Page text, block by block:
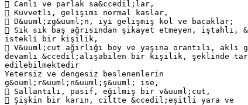
 Canlı ve parlak sa&ccedil;lar,
 Kuvvetli, gelişimi normal kaslar,
 D&uuml;zg&uuml;n, iyi gelişmiş kol ve bacaklar;
 Sık sık baş ağrısından şikayet etmeyen, iştahlı,
istekli bir kişilik,
 V&uuml;cut ağırlığı boy ve yaşına orantılı, akli
devamlı &ccedil;alışabilen bir kişilik, şeklinde
edilebilmektedir
Yetersiz ve dengesiz beslenenlerin
g&ouml;r&uuml;n&uuml;ş&uuml; ise,
 Sallantılı, pasif, eğilmiş bir v&uuml;cut,
 Şişkin bir karın, ciltte &ccedil;eşitli yara ve